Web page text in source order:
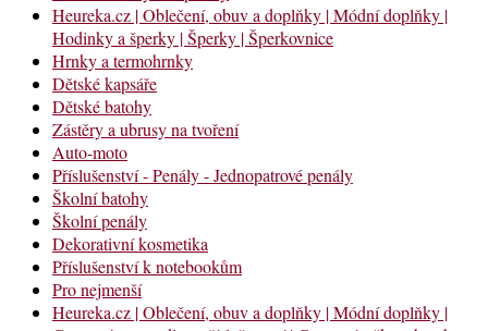
Heureka.cz | Oblečení, obuv a doplňky | Módní doplňky |
Hodinky a šperky | Šperky | Šperkovnice
Hrnky a termohrnky
Dětské kapsáře
Dětské batohy
Zástěry a ubrusy na tvoření
Auto-moto
Příslušenství - Penály - Jednopatrové penály
Školní batohy
Školní penály
Dekorativní kosmetika
Příslušenství k notebookům
Pro nejmenší
Heureka.cz | Oblečení, obuv a doplňky | Módní doplňky |